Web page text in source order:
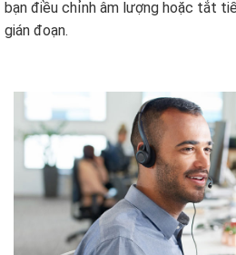
bạn điều chỉnh âm lượng hoặc tắt
gián đoạn.